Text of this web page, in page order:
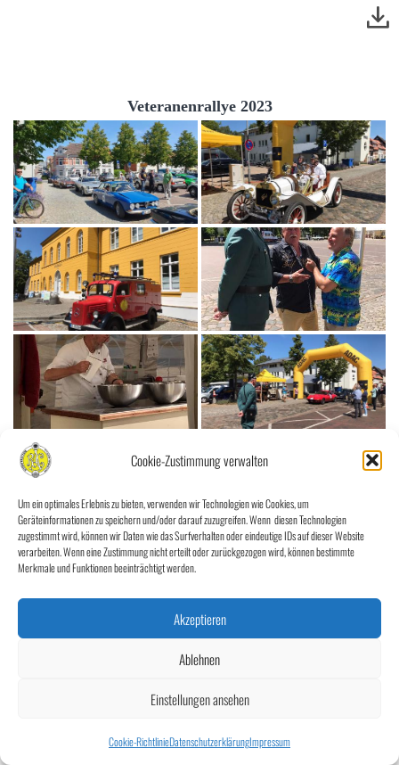
Cookie-Zustimmung verwalten
Um ein optimales Erlebnis zu bieten, verwenden wir Technologien wie Cookies, um
Geräteinformationen zu speichern und/oder darauf zuzugreifen. Wenn diesen Technologien
zugestimmt wird, können wir Daten wie das Surfverhalten oder eindeutige IDs auf dieser Website
verarbeiten. Wenn eine Zustimmung nicht erteilt oder zurückgezogen wird, können bestimmte
Merkmale und Funktionen beeinträchtigt werden.
Akzeptieren
Ablehnen
Einstellungen ansehen
Cookie-RichtlinieDatenschutzerklärungImpressum
Veteranenrallye 2023